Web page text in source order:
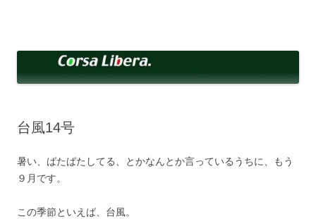
へ
ッ
台風14号
暑い、ばたばたしてる、とかなんとか言っているうちに、もう
９月です。
この季節といえば、台風。